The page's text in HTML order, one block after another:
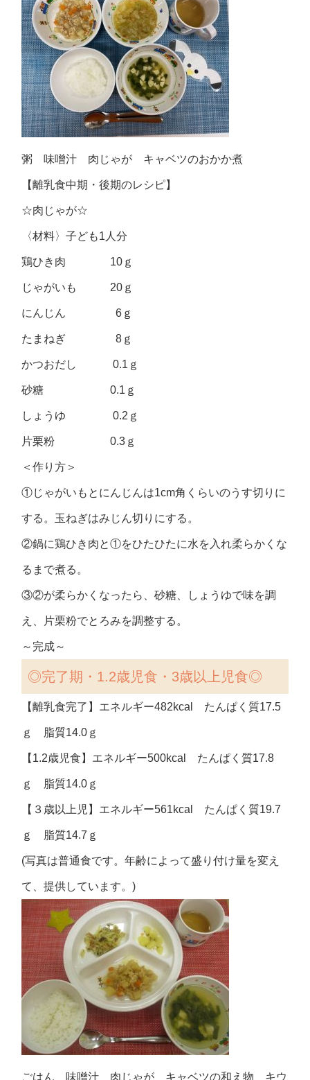
粥 味噌汁 肉じゃが キャベツのおかか煮
【離乳食中期・後期のレシピ】
☆肉じゃが☆
〈材料〉子ども1人分
鶏ひき肉 10ｇ
じゃがいも 20ｇ
にんじん 6ｇ
たまねぎ 8ｇ
かつおだし 0.1ｇ
砂糖 0.1ｇ
しょうゆ 0.2ｇ
片栗粉 0.3ｇ
＜作り方＞
①じゃがいもとにんじんは1cm角くらいのうす切りに
する。玉ねぎはみじん切りにする。
②鍋に鶏ひき肉と①をひたひたに水を入れ柔らかくな
るまで煮る。
③②が柔らかくなったら、砂糖、しょうゆで味を調
え、片栗粉でとろみを調整する。
～完成～
◎完了期・1.2歳児食・3歳以上児食◎
【離乳食完了】エネルギー482kcal たんぱく質17.5
ｇ 脂質14.0ｇ
【1.2歳児食】エネルギー500kcal たんぱく質17.8
ｇ 脂質14.0ｇ
【３歳以上児】エネルギー561kcal たんぱく質19.7
ｇ 脂質14.7ｇ
(写真は普通食です。年齢によって盛り付け量を変え
て、提供しています。)
ごはん 味噌汁 肉じゃが キャベツの和え物 キウ